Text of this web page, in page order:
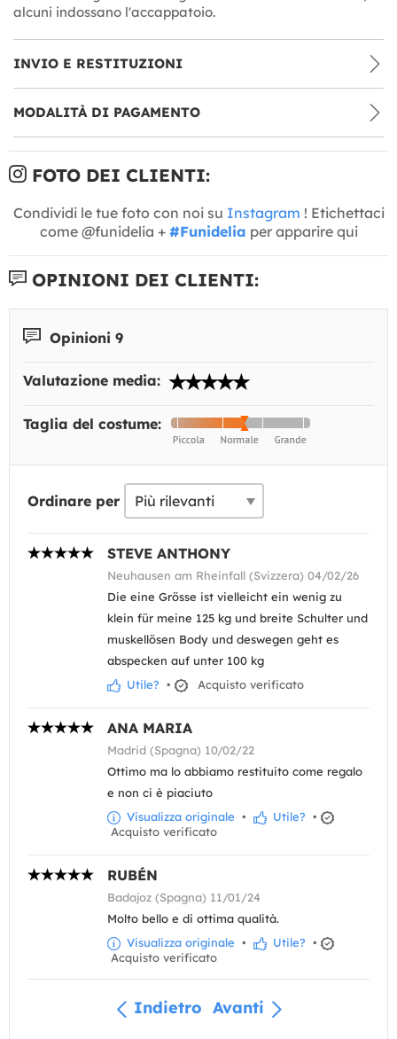
alcuni indossano l'accappatoio.
INVIO E RESTITUZIONI
MODALITÀ DI PAGAMENTO
FOTO DEI CLIENTI:
Condividi le tue foto con noi su Instagram ! Etichettaci
come @funidelia + #Funidelia per apparire qui
OPINIONI DEI CLIENTI:
Opinioni 9
Valutazione media:
Taglia del costume:
Ordinare per
STEVE ANTHONY
Neuhausen am Rheinfall (Svizzera) 04/02/26
Die eine Grösse ist vielleicht ein wenig zu
klein für meine 125 kg und breite Schulter und
muskellösen Body und deswegen geht es
abspecken auf unter 100 kg
Utile? • Acquisto verificato
ANA MARIA
Madrid (Spagna) 10/02/22
Ottimo ma lo abbiamo restituito come regalo
e non ci è piaciuto
Visualizza originale • Utile? •
Acquisto verificato
RUBÉN
Badajoz (Spagna) 11/01/24
Molto bello e di ottima qualità.
Visualizza originale • Utile? •
Acquisto verificato
Indietro Avanti